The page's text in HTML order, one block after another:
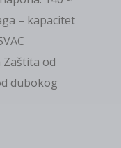
– kapacitet
od
dubokog